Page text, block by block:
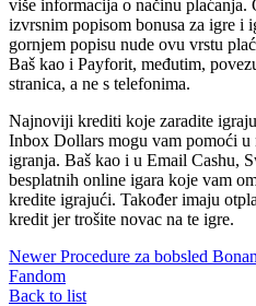
više informacija o načinu plaćanja.
izvrsnim popisom bonusa za igre i
gornjem popisu nude ovu vrstu
Baš kao i Payforit, međutim,
stranica, a ne s telefonima.
Najnoviji krediti koje zaradite
Inbox Dollars mogu vam pomoći
igranja. Baš kao i u Email Cashu,
besplatnih online igara koje vam
kredite igrajući. Također imaju
kredit jer trošite novac na te igre.
Newer Procedure za bobsled
Fandom
Back to list